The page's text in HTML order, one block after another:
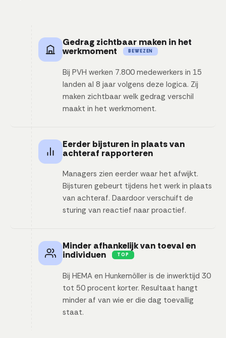
Gedrag zichtbaar maken in het
werkmoment
BEWEZEN
Bij PVH werken 7.800 medewerkers in 15
landen al 8 jaar volgens deze logica. Zij
maken zichtbaar welk gedrag verschil
maakt in het werkmoment.
Eerder bijsturen in plaats van
achteraf rapporteren
Managers zien eerder waar het afwijkt.
Bijsturen gebeurt tijdens het werk in plaats
van achteraf. Daardoor verschuift de
sturing van reactief naar proactief.
Minder afhankelijk van toeval en
individuen
TOP
Bij HEMA en Hunkemöller is de inwerktijd 30
tot 50 procent korter. Resultaat hangt
minder af van wie er die dag toevallig
staat.